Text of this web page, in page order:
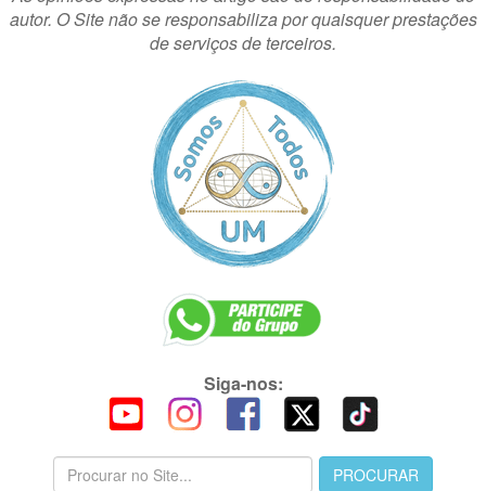
autor. O Site não se responsabiliza por quaisquer prestações
de serviços de terceiros.
Siga-nos: